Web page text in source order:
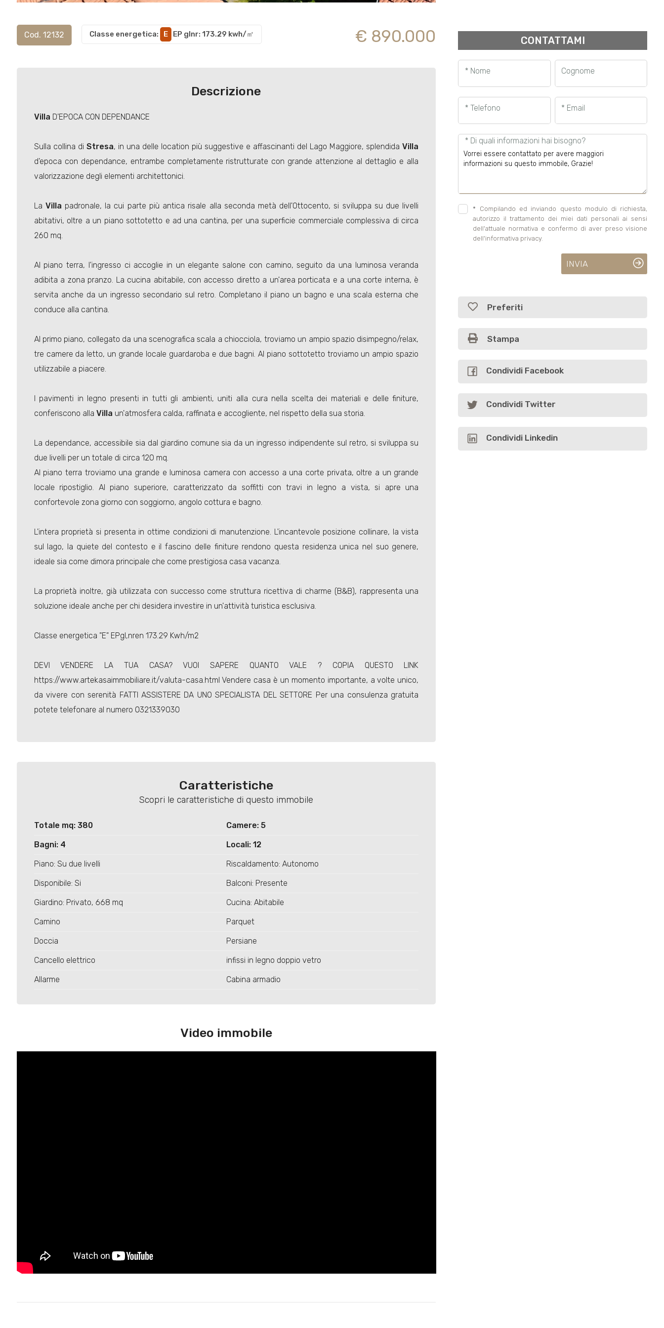
€ 890.000
Cod. 12132 Classe energetica: E EP glnr: 173.29 kwh/㎡
Descrizione
Villa D'EPOCA CON DEPENDANCE
Sulla collina di Stresa, in una delle location più suggestive e affascinanti del Lago Maggiore, splendidaVilla
d'epoca con dependance, entrambe completamente ristrutturate con grande attenzione al dettaglio e alla
valorizzazione degli elementi architettonici.
La Villa padronale, la cui parte più antica risale alla seconda metà dell'Ottocento, si sviluppa su due livelli
abitativi, oltre a un piano sottotetto e ad una cantina, per una superficie commerciale complessiva di circa
260 mq.
Al piano terra, l'ingresso ci accoglie in un elegante salone con camino, seguito da una luminosa veranda
adibita a zona pranzo. La cucina abitabile, con accesso diretto a un'area porticata e a una corte interna, è
servita anche da un ingresso secondario sul retro. Completano il piano un bagno e una scala esterna che
conduce alla cantina.
Al primo piano, collegato da una scenografica scala a chiocciola, troviamo un ampio spazio disimpegno/relax,
tre camere da letto, un grande locale guardaroba e due bagni. Al piano sottotetto troviamo un ampio spazio
utilizzabile a piacere.
I pavimenti in legno presenti in tutti gli ambienti, uniti alla cura nella scelta dei materiali e delle finiture,
conferiscono alla Villa un'atmosfera calda, raffinata e accogliente, nel rispetto della sua storia.
La dependance, accessibile sia dal giardino comune sia da un ingresso indipendente sul retro, si sviluppa su
due livelli per un totale di circa 120 mq.
Al piano terra troviamo una grande e luminosa camera con accesso a una corte privata, oltre a un grande
locale ripostiglio. Al piano superiore, caratterizzato da soffitti con travi in legno a vista, si apre una
confortevole zona giorno con soggiorno, angolo cottura e bagno.
L'intera proprietà si presenta in ottime condizioni di manutenzione. L'incantevole posizione collinare, la vista
sul lago, la quiete del contesto e il fascino delle finiture rendono questa residenza unica nel suo genere,
ideale sia come dimora principale che come prestigiosa casa vacanza.
La proprietà inoltre, già utilizzata con successo come struttura ricettiva di charme (B&B), rappresenta una
soluzione ideale anche per chi desidera investire in un'attività turistica esclusiva.
Classe energetica "E" EPgl,nren 173.29 Kwh/m2
DEVI VENDERE LA TUA CASA? VUOI SAPERE QUANTO VALE ? COPIA QUESTO LINK
https://www.artekasaimmobiliare.it/valuta-casa.html Vendere casa è un momento importante, a volte unico,
da vivere con serenità FATTI ASSISTERE DA UNO SPECIALISTA DEL SETTORE Per una consulenza gratuita
potete telefonare al numero 0321339030
Caratteristiche
Scopri le caratteristiche di questo immobile
Totale mq: 380 Camere: 5
Bagni: 4 Locali: 12
Piano: Su due livelli Riscaldamento: Autonomo
Disponibile: Si Balconi: Presente
Giardino: Privato, 668 mq Cucina: Abitabile
Camino Parquet
Doccia Persiane
Cancello elettrico infissi in legno doppio vetro
Allarme Cabina armadio
Video immobile
CONTATTAMI
* Nome Cognome
* Telefono * Email
* Di quali informazioni hai bisogno?
* Compilando ed inviando questo modulo di richiesta,
autorizzo il trattamento dei miei dati personali ai sensi
dell'attuale normativa e confermo di aver preso visione
dell'informativa privacy.
INVIA
Preferiti
Stampa
Condividi Facebook
Condividi Twitter
Condividi Linkedin